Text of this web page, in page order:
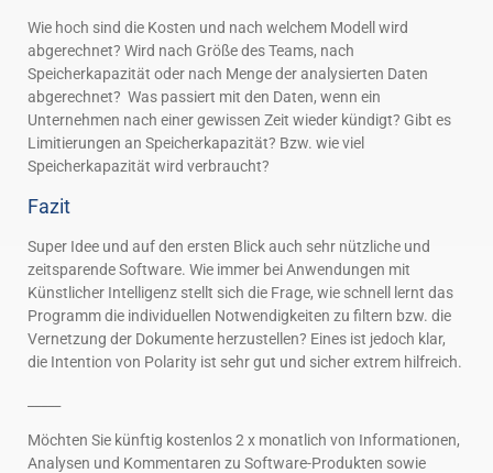
Wie hoch sind die Kosten und nach welchem Modell wird
abgerechnet? Wird nach Größe des Teams, nach
Speicherkapazität oder nach Menge der analysierten Daten
abgerechnet? Was passiert mit den Daten, wenn ein
Unternehmen nach einer gewissen Zeit wieder kündigt? Gibt es
Limitierungen an Speicherkapazität? Bzw. wie viel
Speicherkapazität wird verbraucht?
Fazit
Super Idee und auf den ersten Blick auch sehr nützliche und
zeitsparende Software. Wie immer bei Anwendungen mit
Künstlicher Intelligenz stellt sich die Frage, wie schnell lernt das
Programm die individuellen Notwendigkeiten zu filtern bzw. die
Vernetzung der Dokumente herzustellen? Eines ist jedoch klar,
die Intention von Polarity ist sehr gut und sicher extrem hilfreich.
Möchten Sie künftig kostenlos 2 x monatlich von Informationen,
Analysen und Kommentaren zu Software-Produkten sowie